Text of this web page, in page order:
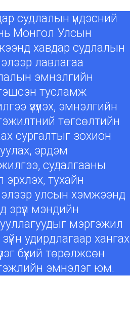
судлалын үндэсний
Монгол Улсын
хавдар судлалын
лавлагаа
эмнэлгийн
тусламж
үзүүлэх, эмнэлгийн
төгсөлтийн
сургалтыг зохион
эрдэм
судалгааны
эрхлэх, тухайн
улсын хэмжээнд
эрүүл мэндийн
мэргэжил
удирдлагаар хангах
бүхий төрөлжсөн
эмнэлэг юм.